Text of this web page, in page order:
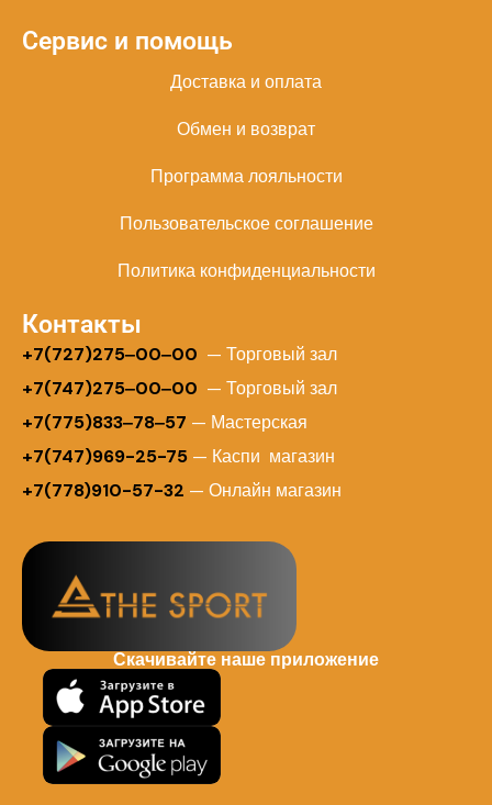
Сервис и помощь
Доставка и оплата
Обмен и возврат
Программа лояльности
Пользовательское соглашение
Политика конфиденциальности
Контакты
+7(727)275‒00‒00 — Торговый зал
+7(747)275‒00‒00 — Торговый зал
+7(775)833‒78‒57 — Мастерская
+7(747)969-25-75 — Каспи магазин
+7(778)910-57-32 — Онлайн магазин
Скачивайте наше приложение